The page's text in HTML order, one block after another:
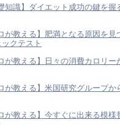
知識】ダイエット成功の鍵を握
が教える】肥満となる原因を見
クテスト
が教える】日々の消費カロリー
が教える】米国研究グループか
が教える】今すぐに出来る模様